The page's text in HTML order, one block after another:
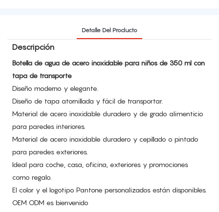
Detalle Del Producto
Descripción
Botella de agua de acero inoxidable para niños de 350 ml con
tapa de transporte
Diseño moderno y elegante.
Diseño de tapa atornillada y fácil de transportar.
Material de acero inoxidable duradero y de grado alimenticio
para paredes interiores.
Material de acero inoxidable duradero y cepillado o pintado
para paredes exteriores.
Ideal para coche, casa, oficina, exteriores y promociones
como regalo.
El color y el logotipo Pantone personalizados están disponibles.
OEM ODM es bienvenido